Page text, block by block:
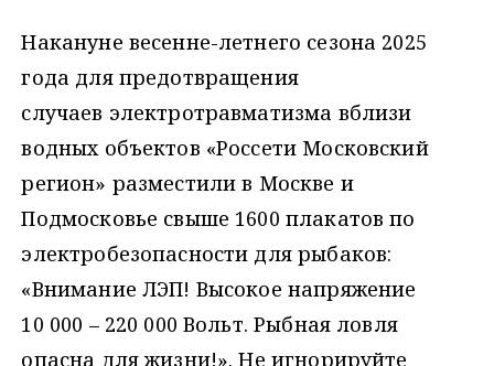
Накануне весенне-летнего сезона 2025
года для предотвращения
случаев электротравматизма вблизи
водных объектов «Россети Московский
регион» разместили в Москве и
Подмосковье свыше 1600 плакатов по
электробезопасности для рыбаков:
«Внимание ЛЭП! Высокое напряжение
10 000 – 220 000 Вольт. Рыбная ловля
опасна для жизни!». Не игнорируйте